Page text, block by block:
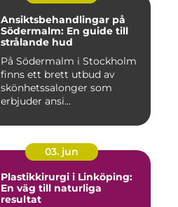
Ansiktsbehandlingar på
Södermalm: En guide till
strålande hud
På Södermalm i Stockholm
finns ett brett utbud av
skönhetssalonger som
erbjuder ansi...
03. jun
Plastikkirurgi i Linköping:
En väg till naturliga
resultat